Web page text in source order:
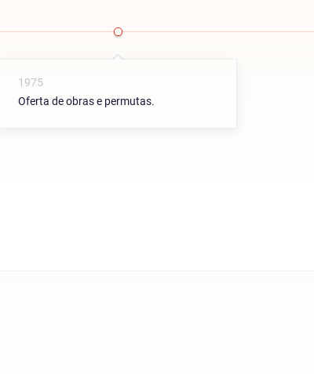
1975
Oferta de obras e permutas.